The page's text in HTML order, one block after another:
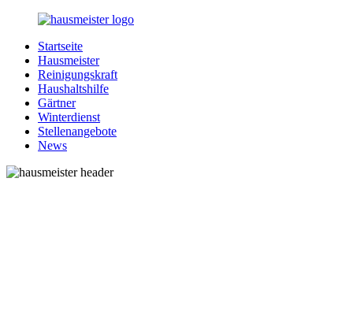
Zurück
Inhalt
Hausmeister.de
Alles
rund
Ihren
Haushalt
Startseite
Hausmeister
Reinigungskraft
Haushaltshilfe
Gärtner
Winterdienst
Stellenangebote
News